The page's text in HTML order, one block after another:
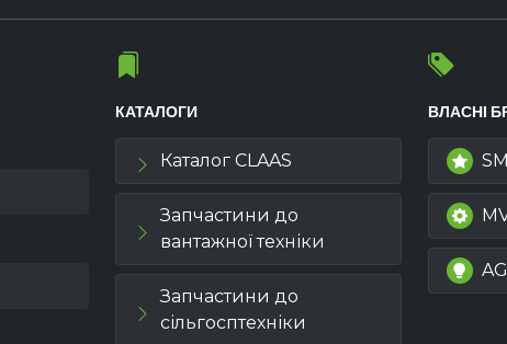
КАТАЛОГИ
Каталог CLAAS
Запчастини до
вантажної техніки
Запчастини до
сільгосптехніки
ВЛАСНІ